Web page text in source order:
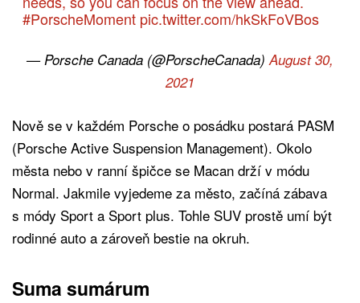
#PorscheMoment pic.twitter.com/hkSkFoVBos
— Porsche Canada (@PorscheCanada)August 30,
2021
Nově se v každém Porsche o posádku postará PASM
(Porsche Active Suspension Management). Okolo
města nebo v ranní špičce se Macan drží v módu
Normal. Jakmile vyjedeme za město, začíná zábava
s módy Sport a Sport plus. Tohle SUV prostě umí být
rodinné auto a zároveň bestie na okruh.
Suma sumárum